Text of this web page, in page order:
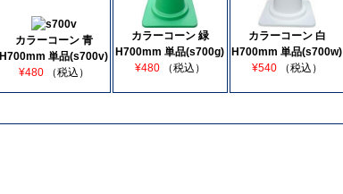
カラーコーン 青
H700mm 単品(s700v)
¥480
（税込）
カラーコーン 緑
H700mm 単品(s700g)
¥480
（税込）
カラーコーン 白
H700mm 単品(s700w)
¥540
（税込）